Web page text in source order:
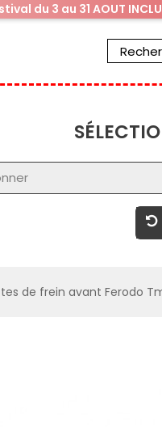
du 3 au 31 AOUT
de frein avant Ferodo